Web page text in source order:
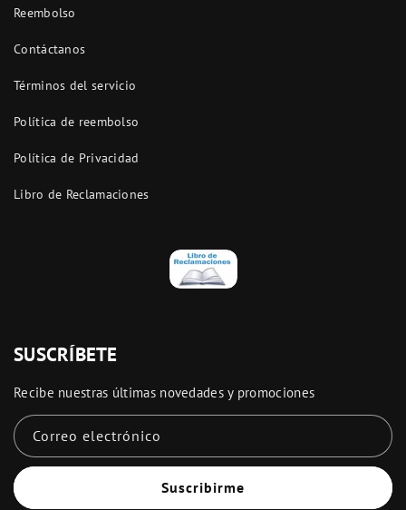
Reembolso
Contáctanos
Términos del servicio
Política de reembolso
Política de Privacidad
Libro de Reclamaciones
SUSCRÍBETE
Recibe nuestras últimas novedades y promociones
Correo electrónico
Suscribirme